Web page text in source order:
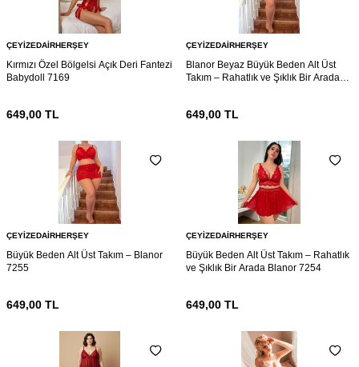
ÇEYIZEDAIRHERŞEY
Kırmızı Özel Bölgelsi Açık Deri Fantezi
Babydoll 7169
649,00 TL
ÇEYIZEDAIRHERŞEY
Blanor Beyaz Büyük Beden Alt Üst
Takım – Rahatlık ve Şıklık Bir Arada
649,00 TL
ÇEYIZEDAIRHERŞEY
Büyük Beden Alt Üst Takım – Blanor
7255
649,00 TL
ÇEYIZEDAIRHERŞEY
Büyük Beden Alt Üst Takım – Rahatlık
ve Şıklık Bir Arada Blanor 7254
649,00 TL